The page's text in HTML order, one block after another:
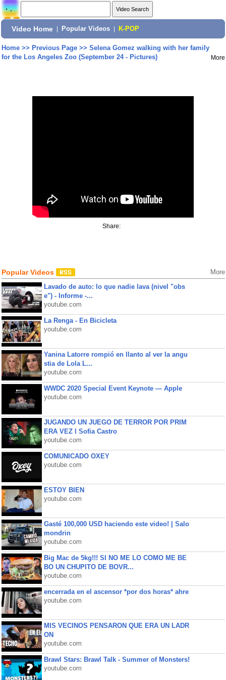
Video Home Popular Videos K-POP
Home>> Previous Page>> Selena Gomez walking with her family
for the Los Angeles Zoo (September 24 - Pictures)
More
Share:
Popular Videos More
Lavado de auto: lo que nadie lava (nivel "obs
e") - Informe -...
youtube.com
La Renga - En Bicicleta
youtube.com
Yanina Latorre rompió en llanto al ver la angu
stia de Lola L...
youtube.com
WWDC 2020 Special Event Keynote — Apple
youtube.com
JUGANDO UN JUEGO DE TERROR POR PRIM
ERA VEZ l Sofia Castro
youtube.com
COMUNICADO OXEY
youtube.com
ESTOY BIEN
youtube.com
Gasté 100,000 USD haciendo este video! | Salo
mondrin
youtube.com
Big Mac de 5kg!!! SI NO ME LO COMO ME BE
BO UN CHUPITO DE BOVR...
youtube.com
encerrada en el ascensor *por dos horas* ahre
youtube.com
MIS VECINOS PENSARON QUE ERA UN LADR
ON
youtube.com
Brawl Stars: Brawl Talk - Summer of Monsters!
youtube.com